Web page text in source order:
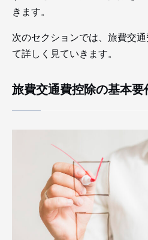
きます。
次のセクションでは、旅費交
て詳しく見ていきます。
旅費交通費控除の基本要